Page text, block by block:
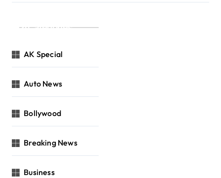
Categories
AK Special
Auto News
Bollywood
Breaking News
Business